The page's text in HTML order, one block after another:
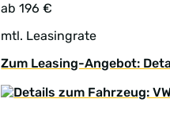
ab 196 €
mtl. Leasingrate
Zum Leasing-Angebot: